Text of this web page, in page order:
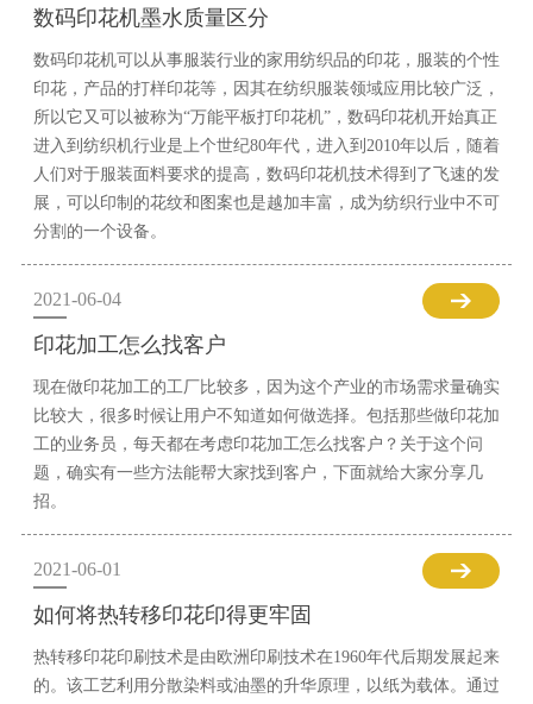
数码印花机墨水质量区分
数码印花机可以从事服装行业的家用纺织品的印花，服装的个性
印花，产品的打样印花等，因其在纺织服装领域应用比较广泛，
所以它又可以被称为“万能平板打印花机”，数码印花机开始真正
进入到纺织机行业是上个世纪80年代，进入到2010年以后，随着
人们对于服装面料要求的提高，数码印花机技术得到了飞速的发
展，可以印制的花纹和图案也是越加丰富，成为纺织行业中不可
分割的一个设备。
2021-06-04
印花加工怎么找客户
现在做印花加工的工厂比较多，因为这个产业的市场需求量确实
比较大，很多时候让用户不知道如何做选择。包括那些做印花加
工的业务员，每天都在考虑印花加工怎么找客户？关于这个问
题，确实有一些方法能帮大家找到客户，下面就给大家分享几
招。
2021-06-01
如何将热转移印花印得更牢固
热转移印花印刷技术是由欧洲印刷技术在1960年代后期发展起来
的。该工艺利用分散染料或油墨的升华原理，以纸为载体。通过